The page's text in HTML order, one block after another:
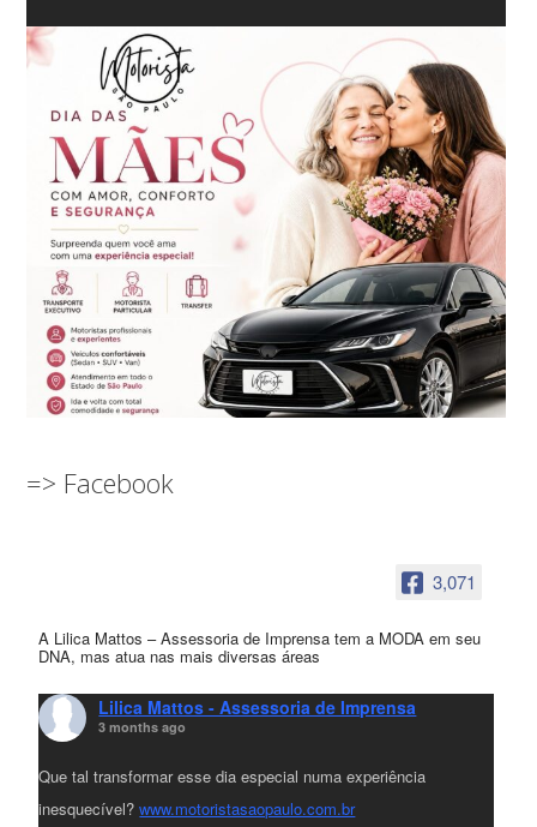
=> Facebook
3,071
A Lilica Mattos – Assessoria de Imprensa tem a MODA em seu
DNA, mas atua nas mais diversas áreas
Lilica Mattos - Assessoria de Imprensa
3 months ago
Que tal transformar esse dia especial numa experiência
inesquecível?www.motoristasaopaulo.com.br